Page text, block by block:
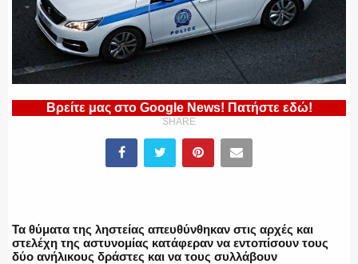
ΥΑΤ/ΥΜΕΤ
ΕΛΛΗΝΙΚΗ ΑΣΤΥΝΟΜΙΑ
ΠΥΡΟΣΒΕΣΤΙΚΗ
Βρείτε μας στο Google News! Πατήστε εδώ!
SHARE
Τα θύματα της ληστείας απευθύνθηκαν στις αρχές και
στελέχη της αστυνομίας κατάφεραν να εντοπίσουν τους
δύο ανήλικους δράστες και να τους συλλάβουν